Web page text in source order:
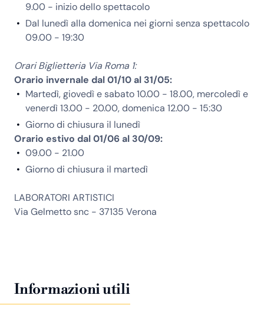
9.00 - inizio dello spettacolo
Dal lunedì alla domenica nei giorni senza spettacolo
09.00 - 19:30
Orari Biglietteria Via Roma 1:
Orario invernale dal 01/10 al 31/05:
Martedì, giovedì e sabato 10.00 - 18.00, mercoledì e
venerdì 13.00 - 20.00, domenica 12.00 - 15:30
Giorno di chiusura il lunedì
Orario estivo dal 01/06 al 30/09:
09.00 - 21.00
Giorno di chiusura il martedì
LABORATORI ARTISTICI
Via Gelmetto snc - 37135 Verona
Informazioni utili